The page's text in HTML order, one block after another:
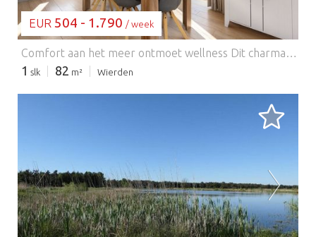
EUR 504 - 1.790 / week
Comfort aan het meer ontmoet wellness Dit charmante vakantiehuis, gelegen in het schilderachtige recreatiepark Tolplas in Hoge Hexel, biedt een vredige ontsnapping met een vleugje luxe. Kies uit diverse goed uitgeruste accommodaties, van knusse chalets tot ruime groepsaccommodaties – waarvan vele beschikken over een eigen sauna, stoomcabine en bubbelbad. Elke accommodatie heeft een eigen tuin, een gemeubileerd terras en alle comfort van thuis, waardoor het de perfecte plek is voor gezinnen, stellen of groepen die op zoek zijn naar een ontspannen verblijf in de natuur. Ontdek de natuur met uw huisdier Dierenliefhebbers opgelet – uw trouwe viervoeter is hier van harte welkom! De uitgestrekte open ruimtes, serene wandelpaden en het nabijgelegen natuurgebied De Borkeld bieden ideale mogelijkheden voor avonturen met uw hond. Geniet van suppen of een rustige wandeling langs het meer met uw huisdier aan uw zijde, of ga naar de losloopgebieden in Wierdense Veld voor een speels avontuur. Fietsen en kano's zijn te huur in het park, zodat u op uw eigen tempo kunt verkennen – op twee wielen, op de kano of te voet. Geniet van lokale gerechten en Nederlandse gastvrijheid Hoewel het restaurant ter plaatse gesloten is van 14 januari tot en met 3 februari 2026, vindt u in de buurt tal van heerlijke opties. Laat u verwennen met klassieke Nederlandse gerechten bij Bistro de Tolplas, geniet van een gezellige maaltijd bij Brasserie de Gulle Buurman, of ga een hapje eten in de nabijgelegen plaatsen Wierden of Almelo.
1 slk 82 m² Wierden
BEZIG MET LADEN...